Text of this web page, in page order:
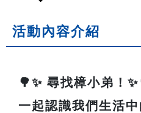
活動內容介紹
🌳✨ 尋找樟小弟！
一起認識我們生活